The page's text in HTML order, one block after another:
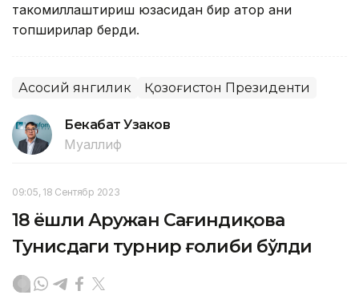
такомиллаштириш юзасидан бир қатор аниқ
топшириқлар берди.
Асосий янгилик Қозоғистон Президенти
Бекабат Узаков
Муаллиф
09:05, 18 Сентябр 2023
18 ёшли Аружан Сағиндиқова
Тунисдаги турнир ғолиби бўлди